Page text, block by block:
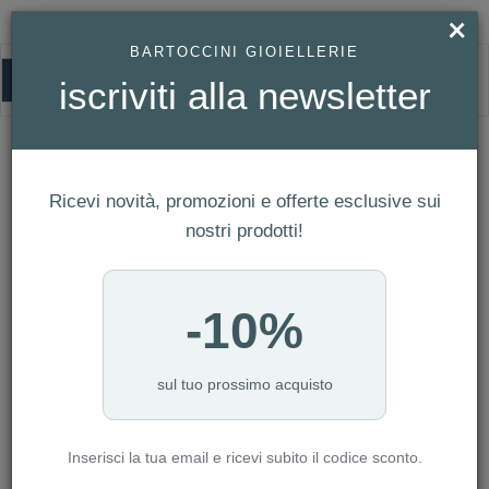
HOMEPAGE OROLOGIO CITIZEN - AVIATOR REF. AT2460-89L
Orologio Citizen - Aviator Ref. AT2460-
89L
×
BARTOCCINI GIOIELLERIE
iscriviti alla newsletter
Ricevi novità, promozioni e offerte esclusive sui
nostri prodotti!
-10%
sul tuo prossimo acquisto
Inserisci la tua email e ricevi subito il codice sconto.